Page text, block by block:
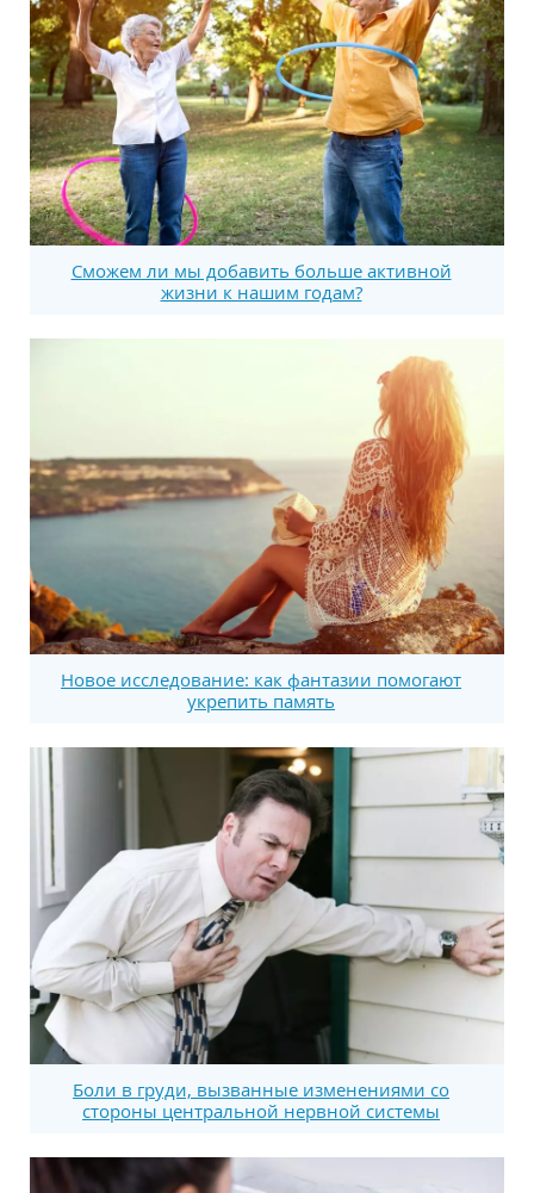
Сможем ли мы добавить больше активной
жизни к нашим годам?
Новое исследование: как фантазии помогают
укрепить память
Боли в груди, вызванные изменениями со
стороны центральной нервной системы